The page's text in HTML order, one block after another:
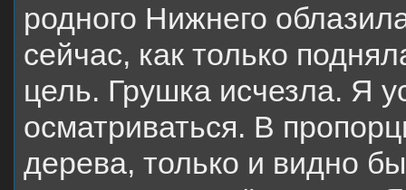
родного Нижнего
сейчас, как только
цель. Грушка исчезла. Я
осматриваться. В
дерева, только и видно